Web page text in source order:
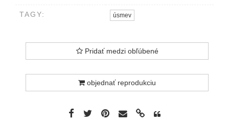
TAGY: úsmev
Pridať medzi obľúbené
objednať reprodukciu